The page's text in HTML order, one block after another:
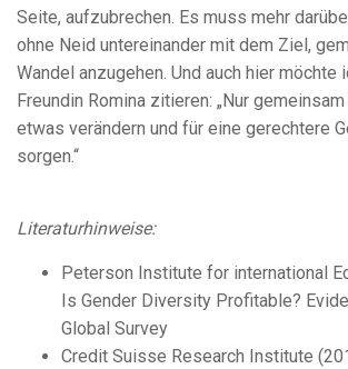
Seite, aufzubrechen. Es muss mehr
ohne Neid untereinander mit dem Ziel,
Wandel anzugehen. Und auch hier möchte
Freundin Romina zitieren: „Nur
etwas verändern und für eine gerechtere
sorgen.“
Literaturhinweise:
Peterson Institute for international
Is Gender Diversity Profitable?
Global Survey
Credit Suisse Research Institute